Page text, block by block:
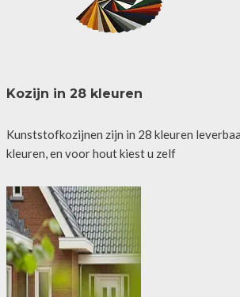
Kozijn in 28 kleuren
Kunststofkozijnen zijn in 28 kleuren
kleuren, en voor hout kiest u zelf